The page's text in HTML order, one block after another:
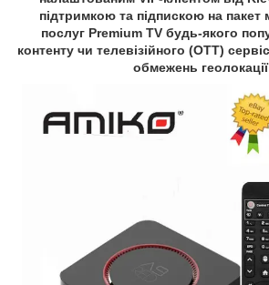
підтримкою та підпискою на пакет
послуг Premium TV будь-якого
контенту чи телевізійного (OTT)
обмежень